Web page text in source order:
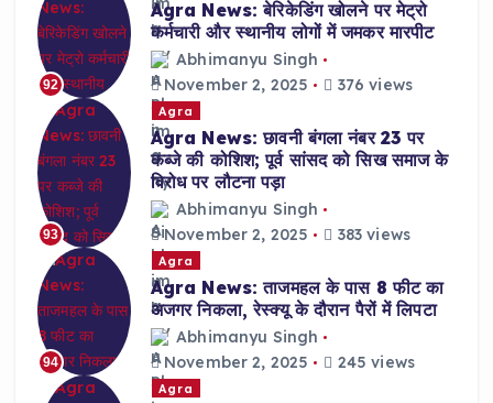
92
Agra News: बेरिकेडिंग खोलने पर मेट्रो
कर्मचारी और स्थानीय लोगों में जमकर मारपीट
Abhimanyu Singh
November 2, 2025
376 views
93
Agra
Agra News: छावनी बंगला नंबर 23 पर
कब्जे की कोशिश; पूर्व सांसद को सिख समाज के
विरोध पर लौटना पड़ा
Abhimanyu Singh
November 2, 2025
383 views
94
Agra
Agra News: ताजमहल के पास 8 फीट का
अजगर निकला, रेस्क्यू के दौरान पैरों में लिपटा
Abhimanyu Singh
November 2, 2025
245 views
Agra